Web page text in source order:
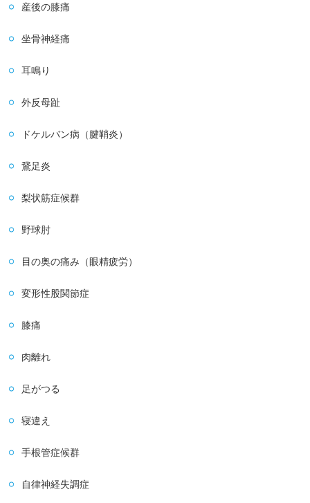
産後の膝痛
坐骨神経痛
耳鳴り
外反母趾
ドケルバン病（腱鞘炎）
鵞足炎
梨状筋症候群
野球肘
目の奥の痛み（眼精疲労）
変形性股関節症
膝痛
肉離れ
足がつる
寝違え
手根管症候群
自律神経失調症